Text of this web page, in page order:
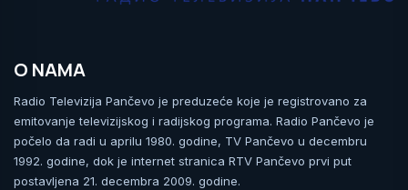
O NAMA
Radio Televizija Pančevo je preduzeće koje je registrovano za
emitovanje televizijskog i radijskog programa. Radio Pančevo je
počelo da radi u aprilu 1980. godine, TV Pančevo u decembru
1992. godine, dok je internet stranica RTV Pančevo prvi put
postavljena 21. decembra 2009. godine.